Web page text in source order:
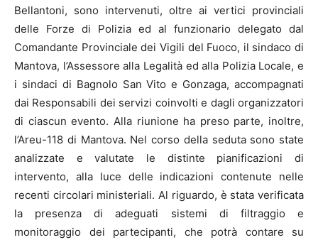
Bellantoni, sono intervenuti, oltre ai vertici provinciali
delle Forze di Polizia ed al funzionario delegato dal
Comandante Provinciale dei Vigili del Fuoco, il sindaco di
Mantova, l’Assessore alla Legalità ed alla Polizia Locale, e
i sindaci di Bagnolo San Vito e Gonzaga, accompagnati
dai Responsabili dei servizi coinvolti e dagli organizzatori
di ciascun evento. Alla riunione ha preso parte, inoltre,
l’Areu-118 di Mantova. Nel corso della seduta sono state
analizzate e valutate le distinte pianificazioni di
intervento, alla luce delle indicazioni contenute nelle
recenti circolari ministeriali. Al riguardo, è stata verificata
la presenza di adeguati sistemi di filtraggio e
monitoraggio dei partecipanti, che potrà contare su